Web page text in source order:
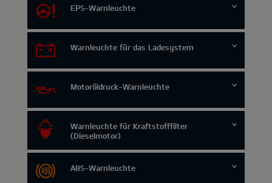
EPS-Warnleuchte
Warnleuchte für das Ladesystem
Motoröldruck-Warnleuchte
Warnleuchte für Kraftstofffilter
(Dieselmotor)
ABS-Warnleuchte